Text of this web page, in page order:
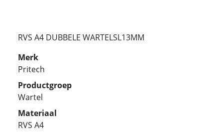
RVS A4 DUBBELE WARTELSL13MM
Merk
Pritech
Productgroep
Wartel
Materiaal
RVS A4